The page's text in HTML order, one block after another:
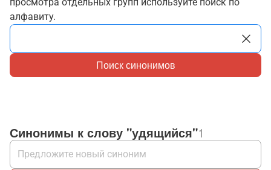
алфавиту.
Поиск синонимов
Синонимы к слову "удящийся"1